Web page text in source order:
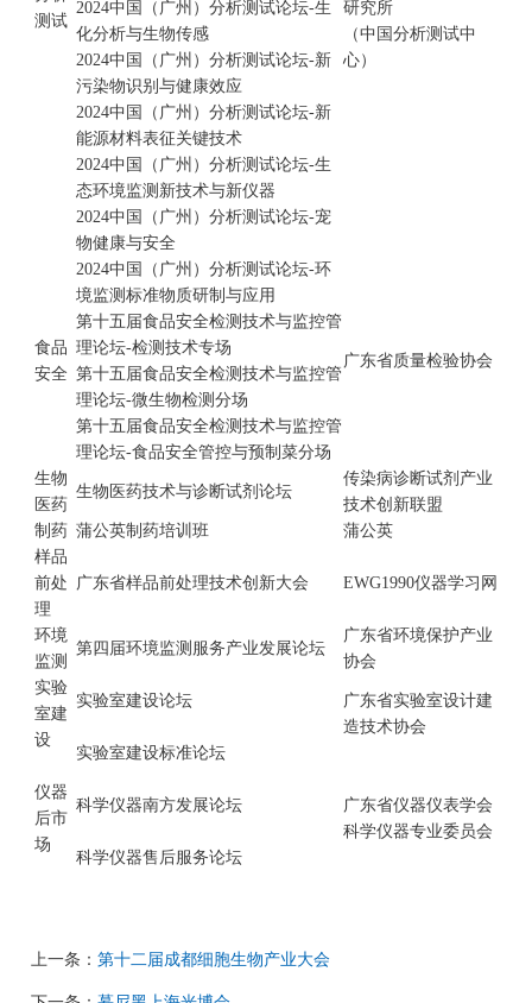
测试
研究所
（中国分析测试中
心）
2024中国（广州）分析测试论坛-生
化分析与生物传感
2024中国（广州）分析测试论坛-新
污染物识别与健康效应
2024中国（广州）分析测试论坛-新
能源材料表征关键技术
2024中国（广州）分析测试论坛-生
态环境监测新技术与新仪器
2024中国（广州）分析测试论坛-宠
物健康与安全
2024中国（广州）分析测试论坛-环
境监测标准物质研制与应用
食品
安全
第十五届食品安全检测技术与监控管
理论坛-检测技术专场
广东省质量检验协会
第十五届食品安全检测技术与监控管
理论坛-微生物检测分场
第十五届食品安全检测技术与监控管
理论坛-食品安全管控与预制菜分场
生物
医药
生物医药技术与诊断试剂论坛
传染病诊断试剂产业
技术创新联盟
制药 蒲公英制药培训班
蒲公英
样品
前处
理
广东省样品前处理技术创新大会 EWG1990仪器学习网
环境
监测
第四届环境监测服务产业发展论坛
广东省环境保护产业
协会
实验
室建
设
实验室建设论坛
广东省实验室设计建
造技术协会
实验室建设标准论坛
仪器
后市
场
科学仪器南方发展论坛
广东省仪器仪表学会
科学仪器专业委员会
科学仪器售后服务论坛
上一条：第十二届成都细胞生物产业大会